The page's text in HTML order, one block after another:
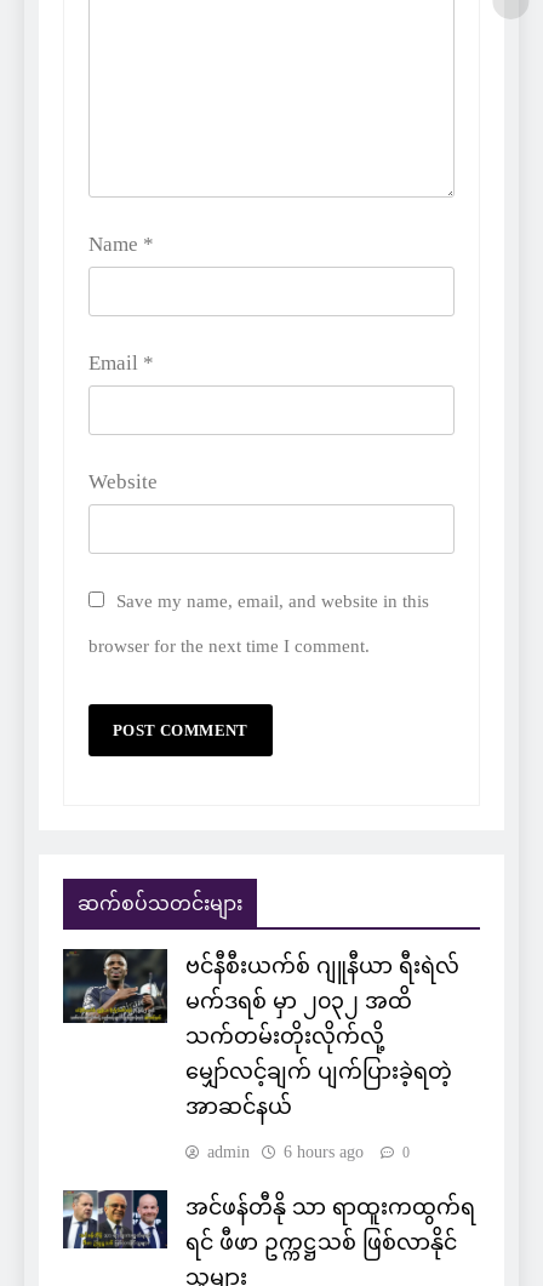
Name *
Email *
Website
Save my name, email, and website in this
browser for the next time I comment.
ဆက်စပ်သတင်းများ
ဗင်နီစီးယက်စ် ဂျူနီယာ ရီးရဲလ်
မက်ဒရစ် မှာ ၂၀၃၂ အထိ
သက်တမ်းတိုးလိုက်လို့
မျှော်လင့်ချက် ပျက်ပြားခဲ့ရတဲ့
အာဆင်နယ်
admin 6 hours ago 0
အင်ဖန်တီနို သာ ရာထူးကထွက်ရ
ရင် ဖီဖာ ဥက္ကဋ္ဌသစ် ဖြစ်လာနိုင်
သူများ